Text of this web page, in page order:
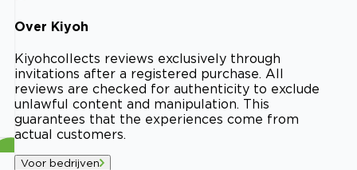
Over Kiyoh
Kiyohcollects reviews exclusively through
invitations after a registered purchase. All
reviews are checked for authenticity to exclude
unlawful content and manipulation. This
guarantees that the experiences come from
actual customers.
Voor bedrijven